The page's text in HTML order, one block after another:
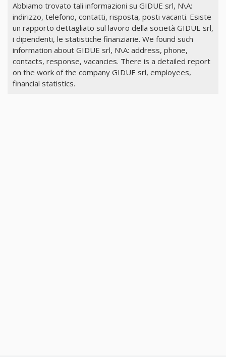
Abbiamo trovato tali informazioni su GIDUE srl, N\A:
indirizzo, telefono, contatti, risposta, posti vacanti. Esiste
un rapporto dettagliato sul lavoro della società GIDUE srl,
i dipendenti, le statistiche finanziarie. We found such
information about GIDUE srl, N\A: address, phone,
contacts, response, vacancies. There is a detailed report
on the work of the company GIDUE srl, employees,
financial statistics.